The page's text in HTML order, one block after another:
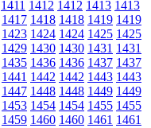
1411 1412 1412 1413 1413
1417 1418 1418 1419 1419
1423 1424 1424 1425 1425
1429 1430 1430 1431 1431
1435 1436 1436 1437 1437
1441 1442 1442 1443 1443
1447 1448 1448 1449 1449
1453 1454 1454 1455 1455
1459 1460 1460 1461 1461